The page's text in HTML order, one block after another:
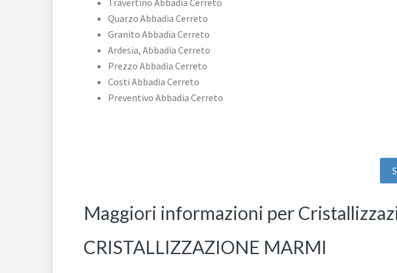
Travertino Abbadia Cerreto
Quarzo Abbadia Cerreto
Granito Abbadia Cerreto
Ardesia, Abbadia Cerreto
Prezzo Abbadia Cerreto
Costi Abbadia Cerreto
Preventivo Abbadia Cerreto
Maggiori informazioni per
CRISTALLIZZAZIONE MARMI